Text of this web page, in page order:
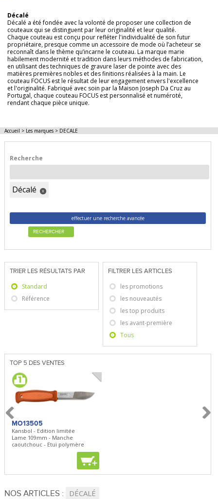
Décalé
Décalé a été fondée avec la volonté de proposer une collection de
couteaux qui se distinguent par leur originalité et leur qualité.
Chaque couteau est conçu pour refléter l'individualité de son futur
propriétaire, presque comme un accessoire de mode où l’acheteur se
reconnaît dans le thème qu’incarne le couteau. La marque marie
habilement modernité et tradition dans leurs méthodes de fabrication,
en utilisant des techniques de gravure laser de pointe avec des
matières premières nobles et des finitions réalisées à la main. Le
couteau FOCUS est le résultat de leur engagement envers l'excellence
et l'originalité. Fabriqué avec soin par la Maison Joseph Da Cruz au
Portugal, chaque couteau FOCUS est personnalisé et numéroté,
rendant chaque pièce unique.
Accueil > Les marques> DECALE
Recherche
Décalé x
effectuer une recherche avancée
RECHERCHER
TRIER LES RÉSULTATS PAR
Standard
Référence
FILTRER LES ARTICLES
les promotions
les nouveautés
les top produits
les avant-première
Tous
TOP 5 DES VENTES
MO13505
Kansbol - Edition limitée
Lame 109mm - Manche
caoutchouc - Etui polymère
+
NOS ARTICLES : DÉCALÉ